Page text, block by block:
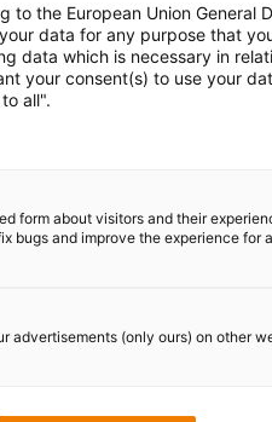
Figura 2: Un rulment liniar într-
materialul iglidur® bar stock
the European Union General
data for any purpose that
data which is necessary in
your consent(s) to use your
all".
form about visitors and their
bugs and improve the experience for
advertisements (only ours) on other